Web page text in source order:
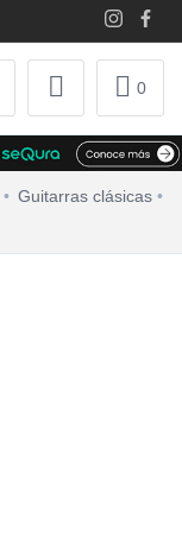
0
Guitarras clásicas